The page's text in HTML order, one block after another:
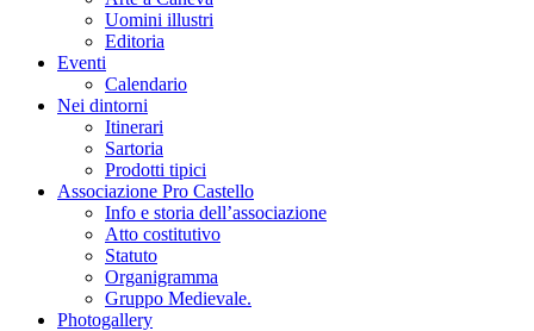
Uomini illustri
Editoria
Eventi
Calendario
Nei dintorni
Itinerari
Sartoria
Prodotti tipici
Associazione Pro Castello
Info e storia dell’associazione
Atto costitutivo
Statuto
Organigramma
Gruppo Medievale.
Photogallery